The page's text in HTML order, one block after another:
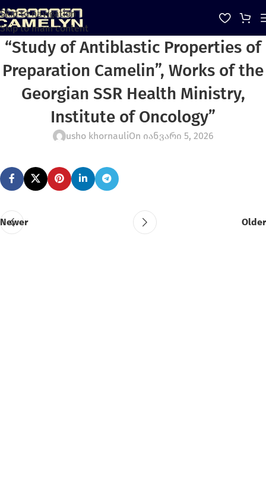
Skip to navigation
Skip to main content
“Study of Antiblastic Properties of
Preparation Camelin”, Works of the
Georgian SSR Health Ministry,
Institute of Oncology”
usho khornauliOn იანვარი 5, 2026
Newer Older